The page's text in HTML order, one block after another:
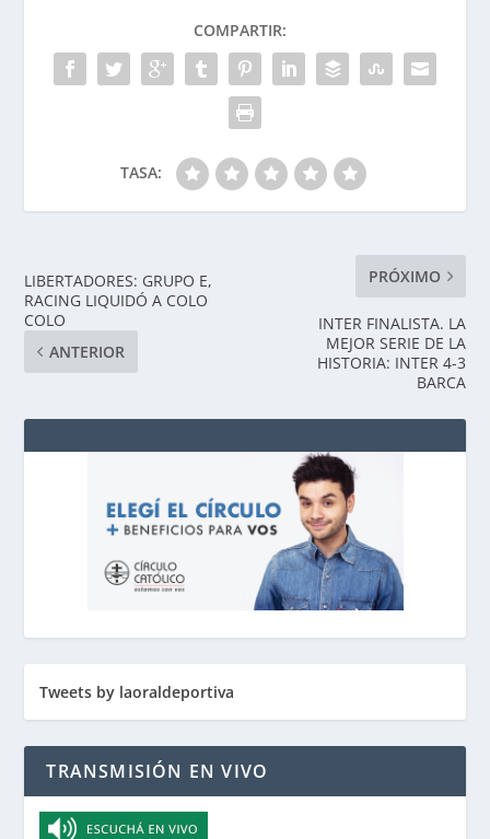
COMPARTIR:
TASA:
LIBERTADORES: GRUPO E,
RACING LIQUIDÓ A COLO
COLO
ANTERIOR
PRÓXIMO
INTER FINALISTA. LA
MEJOR SERIE DE LA
HISTORIA: INTER 4-3
BARCA
Tweets by laoraldeportiva
TRANSMISIÓN EN VIVO